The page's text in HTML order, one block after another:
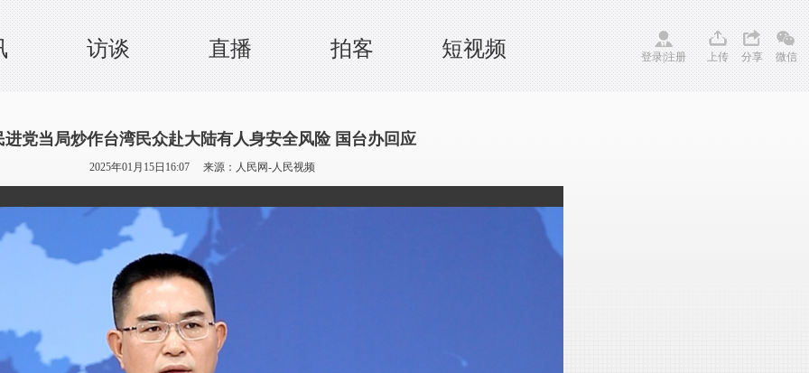
访谈 直播 拍客 短视频 登录注册 上传 分享 微信
进党当局炒作台湾民众赴大陆有人身安全风险 国台办回应
2025年01月15日16:07 来源： 人民网-人民视频